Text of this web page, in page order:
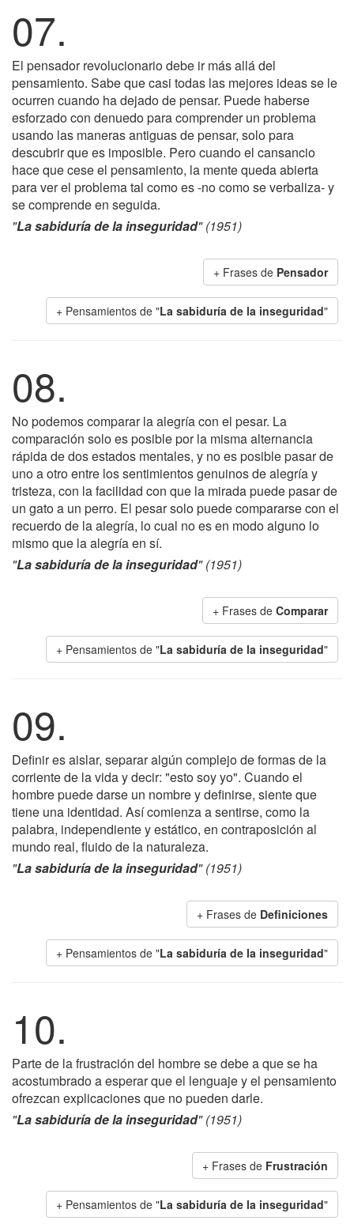
07.
El pensador revolucionario debe ir más allá del
pensamiento. Sabe que casi todas las mejores ideas se le
ocurren cuando ha dejado de pensar. Puede haberse
esforzado con denuedo para comprender un problema
usando las maneras antiguas de pensar, solo para
descubrir que es imposible. Pero cuando el cansancio
hace que cese el pensamiento, la mente queda abierta
para ver el problema tal como es -no como se verbaliza- y
se comprende en seguida.
"La sabiduría de la inseguridad" (1951)
+ Frases de Pensador
+ Pensamientos de "La sabiduría de la inseguridad"
08.
No podemos comparar la alegría con el pesar. La
comparación solo es posible por la misma alternancia
rápida de dos estados mentales, y no es posible pasar de
uno a otro entre los sentimientos genuinos de alegría y
tristeza, con la facilidad con que la mirada puede pasar de
un gato a un perro. El pesar solo puede compararse con el
recuerdo de la alegría, lo cual no es en modo alguno lo
mismo que la alegría en sí.
"La sabiduría de la inseguridad" (1951)
+ Frases de Comparar
+ Pensamientos de "La sabiduría de la inseguridad"
09.
Definir es aislar, separar algún complejo de formas de la
corriente de la vida y decir: "esto soy yo". Cuando el
hombre puede darse un nombre y definirse, siente que
tiene una identidad. Así comienza a sentirse, como la
palabra, independiente y estático, en contraposición al
mundo real, fluido de la naturaleza.
"La sabiduría de la inseguridad" (1951)
+ Frases de Definiciones
+ Pensamientos de "La sabiduría de la inseguridad"
10.
Parte de la frustración del hombre se debe a que se ha
acostumbrado a esperar que el lenguaje y el pensamiento
ofrezcan explicaciones que no pueden darle.
"La sabiduría de la inseguridad" (1951)
+ Frases de Frustración
+ Pensamientos de "La sabiduría de la inseguridad"